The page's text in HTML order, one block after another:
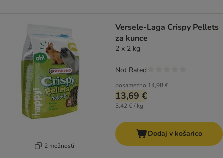
2 možnosti
Versele-Laga Crispy Pellets
za kunce
2 x 2 kg
posamezno 14,98 €
13,69 €
3,42 € / kg
Not Rated
Dodaj v košarico